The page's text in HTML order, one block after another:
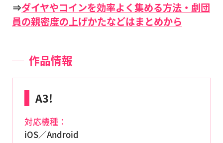
⇒ダイヤやコインを効率よく集める方法・劇団
員の親密度の上げかたなどはまとめから
作品情報
A3!
対応機種：
iOS／Android